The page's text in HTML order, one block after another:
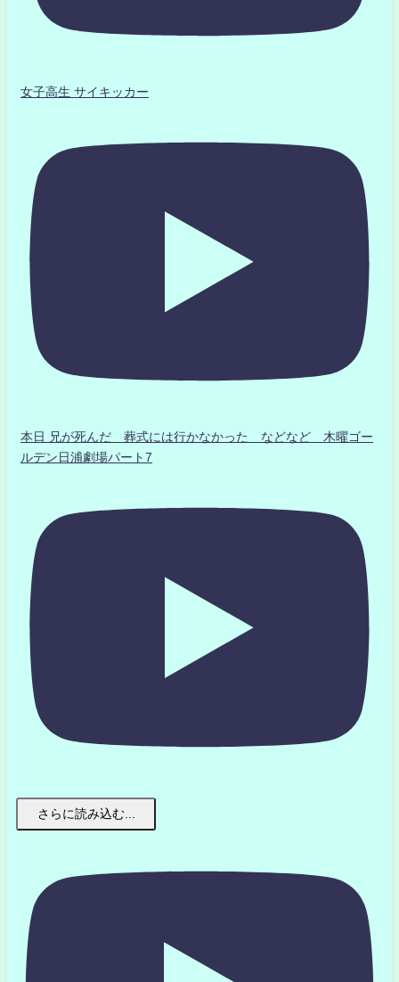
女子高生 サイキッカー
本日 兄が死んだ 葬式には行かなかった などなど 木曜ゴー
ルデン日浦劇場パート7
さらに読み込む...